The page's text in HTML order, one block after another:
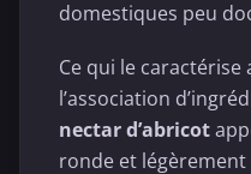
domestiques peu
Ce qui le caractérise
l’association
nectar d’abricot
ronde et